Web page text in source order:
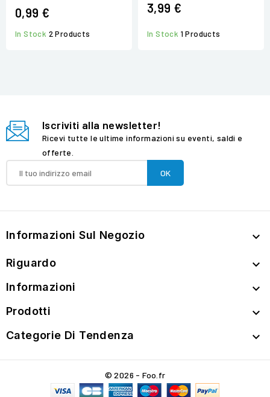
0,99 €
In Stock 2 Products
3,99 €
In Stock 1 Products
Iscriviti alla newsletter!
Ricevi tutte le ultime informazioni su eventi, saldi e
offerte.
Informazioni Sul Negozio 
Riguardo 
Informazioni 
Prodotti 
Categorie Di Tendenza 
© 2026 - Foo.fr